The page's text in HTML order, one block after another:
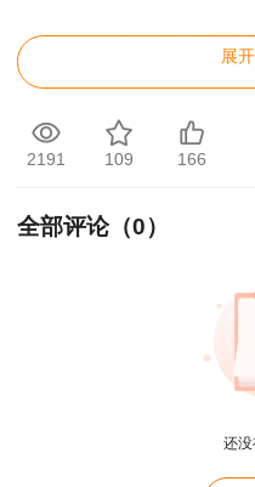
2021年一建管理
>>
2021年一建管理
2021年一建
展
2191 109 166
全部评论（0）
还
用户m4****68